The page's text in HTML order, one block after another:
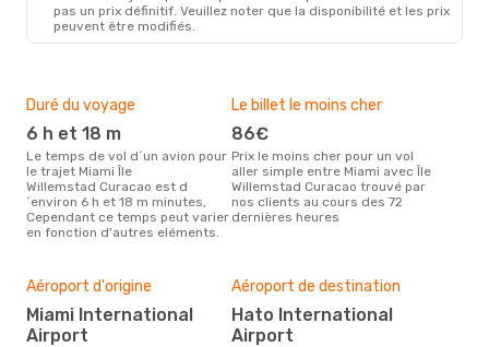
MIA- CUR
Arajet 1 Escale
CUR- MIA
pas un prix définitif. Veuillez noter que la disponibilité et les prix
peuvent être modifiés.
Duré du voyage
6 h et 18 m
Le temps de vol d´un avion pour
le trajet Miami Île
Willemstad Curacao est d
´environ 6 h et 18 m minutes,
Cependant ce temps peut varier
en fonction d'autres eléments.
Le billet le moins cher
86€
Prix le moins cher pour un vol
aller simple entre Miami avec Île
Willemstad Curacao trouvé par
nos clients au cours des 72
dernières heures
Aéroport d'origine
Miami International
Airport
Aéroport de destination
Hato International
Airport